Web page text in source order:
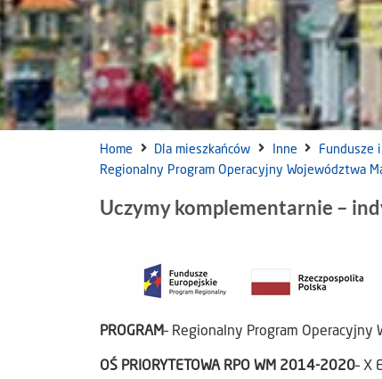
Home Dla mieszkańców Inne Fundusze
Regionalny Program Operacyjny Województwa
Uczymy komplementarnie –
PROGRAM– Regionalny Program
OŚ PRIORYTETOWA RPO WM 2014-2020– X